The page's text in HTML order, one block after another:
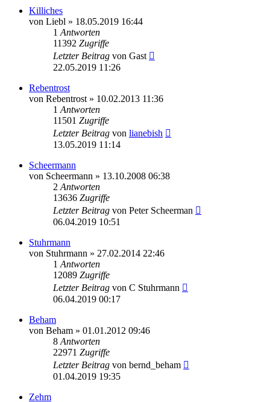
Killiches
von Liebl » 18.05.2019 16:44
1 Antworten
11392 Zugriffe
Letzter Beitrag von Gast
22.05.2019 11:26
Rebentrost
von Rebentrost » 10.02.2013 11:36
1 Antworten
11501 Zugriffe
Letzter Beitrag von lianebish
13.05.2019 11:14
Scheermann
von Scheermann » 13.10.2008 06:38
2 Antworten
13636 Zugriffe
Letzter Beitrag von Peter Scheerman
06.04.2019 10:51
Stuhrmann
von Stuhrmann » 27.02.2014 22:46
1 Antworten
12089 Zugriffe
Letzter Beitrag von C Stuhrmann
06.04.2019 00:17
Beham
von Beham » 01.01.2012 09:46
8 Antworten
22971 Zugriffe
Letzter Beitrag von bernd_beham
01.04.2019 19:35
Zehm